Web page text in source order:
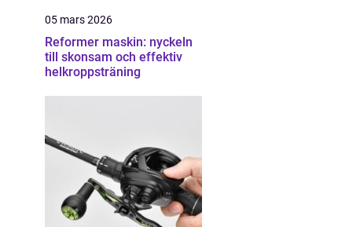
05 mars 2026
Reformer maskin: nyckeln
till skonsam och effektiv
helkroppsträning